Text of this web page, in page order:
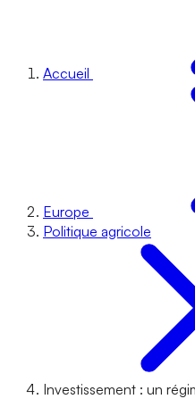
Accueil
Europe
Politique agricole
Investissement : un